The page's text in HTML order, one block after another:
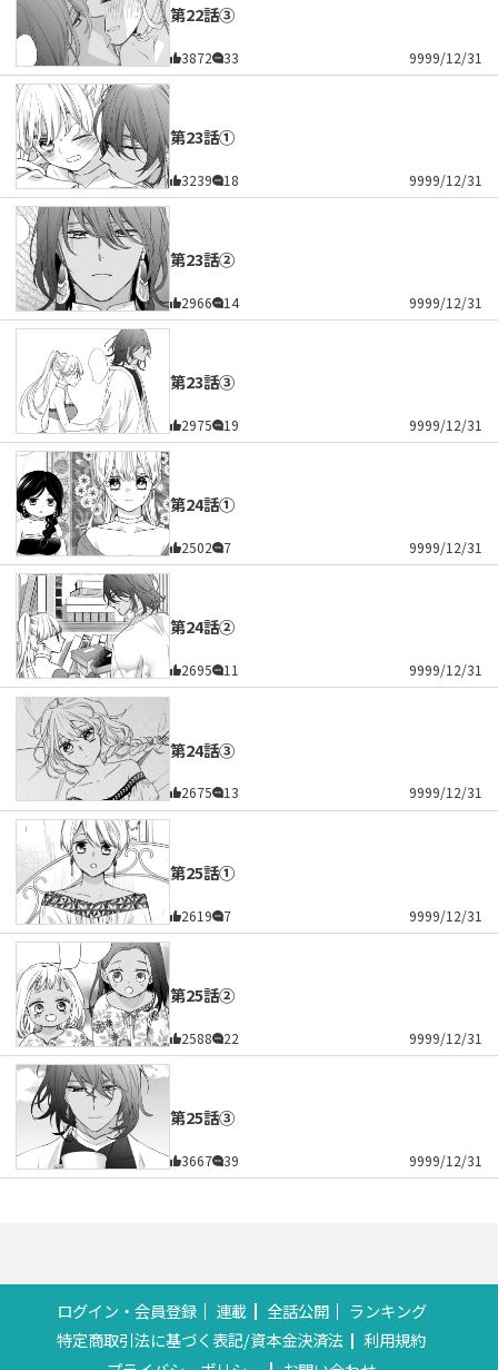
第22話③
3872 33 9999/12/31
第23話①
3239 18 9999/12/31
第23話②
2966 14 9999/12/31
第23話③
2975 19 9999/12/31
第24話①
2502 7 9999/12/31
第24話②
2695 11 9999/12/31
第24話③
2675 13 9999/12/31
第25話①
2619 7 9999/12/31
第25話②
2588 22 9999/12/31
第25話③
3667 39 9999/12/31
ログイン・会員登録 連載 全話公開
ランキング
特定商取引法に基づく表記/資本金決済法
利用規約